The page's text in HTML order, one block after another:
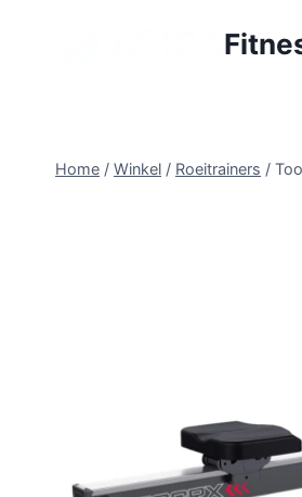
Home / Winkel / Roeitrainers /